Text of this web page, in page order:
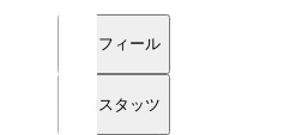
プロフィール
詳細スタッツ